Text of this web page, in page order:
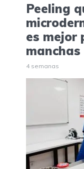
Peeling
es
manchas
4 semanas